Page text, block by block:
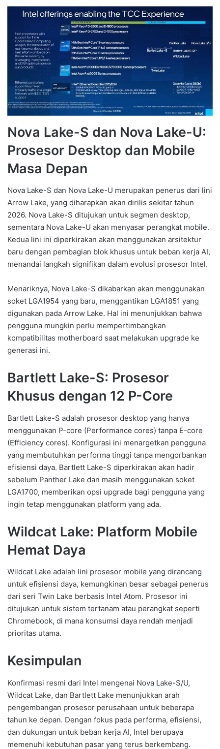
Nova Lake-S dan Nova Lake-U:
Prosesor Desktop dan Mobile
Masa Depan
Nova Lake-S dan Nova Lake-U merupakan penerus dari lini
Arrow Lake, yang diharapkan akan dirilis sekitar tahun
2026. Nova Lake-S ditujukan untuk segmen desktop,
sementara Nova Lake-U akan menyasar perangkat mobile.
Kedua lini ini diperkirakan akan menggunakan arsitektur
baru dengan pembagian blok khusus untuk beban kerja AI,
menandai langkah signifikan dalam evolusi prosesor Intel.
Menariknya, Nova Lake-S dikabarkan akan menggunakan
soket LGA1954 yang baru, menggantikan LGA1851 yang
digunakan pada Arrow Lake. Hal ini menunjukkan bahwa
pengguna mungkin perlu mempertimbangkan
kompatibilitas motherboard saat melakukan upgrade ke
generasi ini.
Bartlett Lake-S: Prosesor
Khusus dengan 12 P-Core
Bartlett Lake-S adalah prosesor desktop yang hanya
menggunakan P-core (Performance cores) tanpa E-core
(Efficiency cores). Konfigurasi ini menargetkan pengguna
yang membutuhkan performa tinggi tanpa mengorbankan
efisiensi daya. Bartlett Lake-S diperkirakan akan hadir
sebelum Panther Lake dan masih menggunakan soket
LGA1700, memberikan opsi upgrade bagi pengguna yang
ingin tetap menggunakan platform yang ada.
Wildcat Lake: Platform Mobile
Hemat Daya
Wildcat Lake adalah lini prosesor mobile yang dirancang
untuk efisiensi daya, kemungkinan besar sebagai penerus
dari seri Twin Lake berbasis Intel Atom. Prosesor ini
ditujukan untuk sistem tertanam atau perangkat seperti
Chromebook, di mana konsumsi daya rendah menjadi
prioritas utama.
Kesimpulan
Konfirmasi resmi dari Intel mengenai Nova Lake-S/U,
Wildcat Lake, dan Bartlett Lake menunjukkan arah
pengembangan prosesor perusahaan untuk beberapa
tahun ke depan. Dengan fokus pada performa, efisiensi,
dan dukungan untuk beban kerja AI, Intel berupaya
memenuhi kebutuhan pasar yang terus berkembang.